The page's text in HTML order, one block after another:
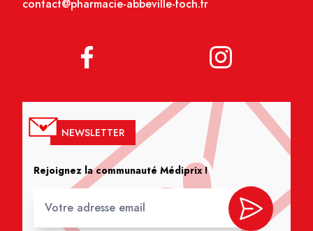
contact@pharmacie-abbeville-foch.fr
NEWSLETTER
Rejoignez la communauté Médiprix !